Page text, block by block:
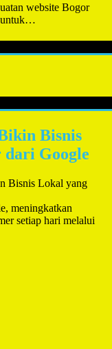
website Bogor
untuk…
Bisnis
Google
Bisnis Lokal yang
meningkatkan
setiap hari melalui